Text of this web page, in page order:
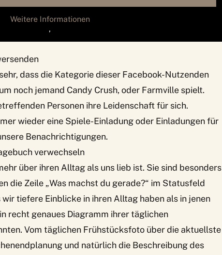
Weitere Informationen
‚
dass die Kategorie dieser Facebook-Nutzenden
noch jemand Candy Crush, oder Farmville spielt.
Personen ihre Leidenschaft für sich.
wieder eine Spiele-Einladung oder Einladungen für
Benachrichtigungen.
verwechseln
über ihren Alltag als uns lieb ist. Sie sind besonders
die Zeile „Was machst du gerade?“ im Statusfeld
tiefere Einblicke in ihren Alltag haben als in jenen
recht genaues Diagramm ihrer täglichen
Vom täglichen Frühstücksfoto über die aktuellste
und natürlich die Beschreibung des